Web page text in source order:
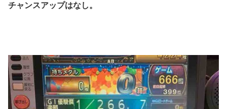
チャンスアップはなし。